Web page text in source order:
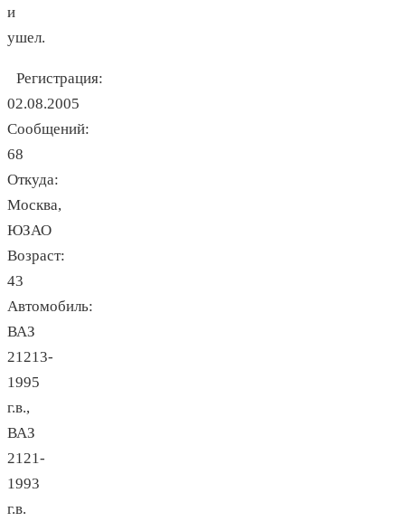
и
ушел.
Регистрация:
02.08.2005
Сообщений:
68
Откуда:
Москва,
ЮЗАО
Возраст:
43
Автомобиль:
ВАЗ
21213-
1995
г.в.,
ВАЗ
2121-
1993
г.в.